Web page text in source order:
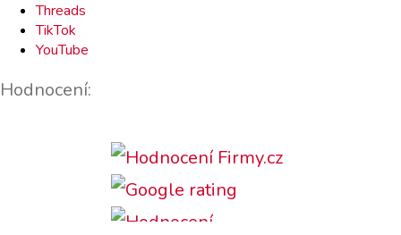
Threads
TikTok
YouTube
Hodnocení: